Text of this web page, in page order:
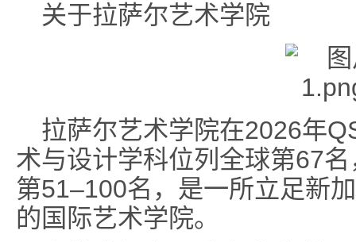
关于拉萨尔艺术学院
拉萨尔艺术学院在2026年
术与设计学科位列全球第67
第51–100名，是一所立足新
的国际艺术学院。